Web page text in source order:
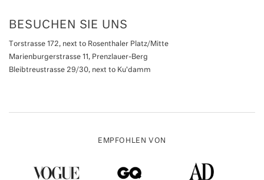
BESUCHEN SIE UNS
Torstrasse 172, next to Rosenthaler Platz/Mitte
Marienburgerstrasse 11, Prenzlauer-Berg
Bleibtreustrasse 29/30, next to Ku'damm
EMPFOHLEN VON